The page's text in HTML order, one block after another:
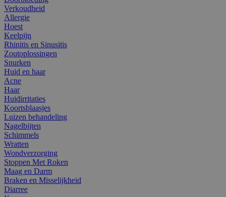
Verkoudheid
Allergie
Hoest
Keelpijn
Rhinitis en Sinusitis
Zoutoplossingen
Snurken
Huid en haar
Acne
Haar
Huidirritaties
Koortsblaasjes
Luizen behandeling
Nagelbijten
Schimmels
Wratten
Wondverzorging
Stoppen Met Roken
Maag en Darm
Braken en Misselijkheid
Diarree